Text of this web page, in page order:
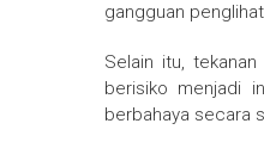
gangguan
Selain itu,
berisiko menjadi
berbahaya secara